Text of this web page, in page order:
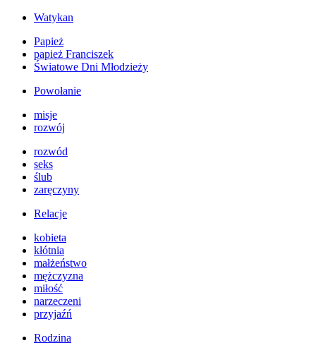
Watykan
Papież
papież Franciszek
Światowe Dni Młodzieży
Powołanie
misje
rozwój
rozwód
seks
ślub
zaręczyny
Relacje
kobieta
kłótnia
małżeństwo
mężczyzna
miłość
narzeczeni
przyjaźń
Rodzina